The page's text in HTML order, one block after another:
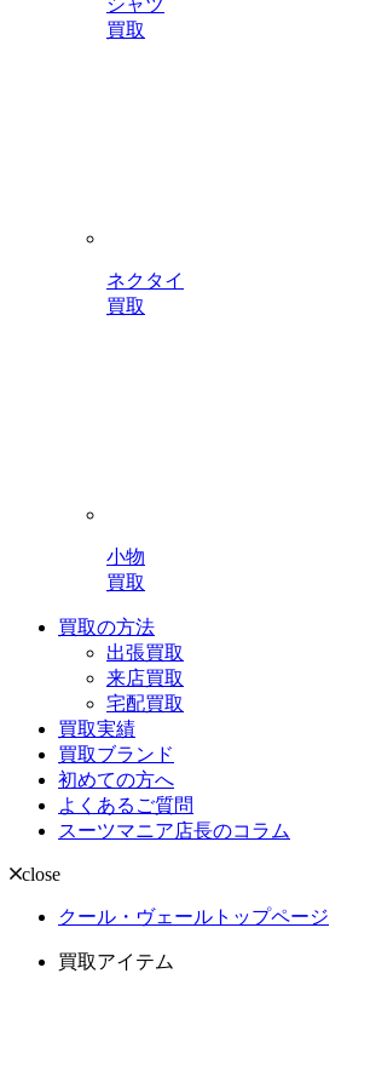
シャツ
買取
ネクタイ
買取
小物
買取
買取の方法
出張買取
来店買取
宅配買取
買取実績
買取ブランド
初めての方へ
よくあるご質問
スーツマニア店長のコラム
close
クール・ヴェールトップページ
買取アイテム